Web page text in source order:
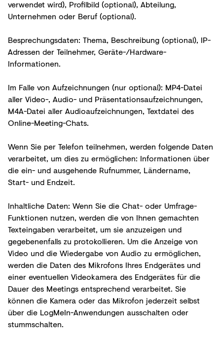
verwendet wird), Profilbild (optional), Abteilung,
Unternehmen oder Beruf (optional).
Besprechungsdaten: Thema, Beschreibung (optional), IP-
Adressen der Teilnehmer, Geräte-/Hardware-
Informationen.
Im Falle von Aufzeichnungen (nur optional): MP4-Datei
aller Video-, Audio- und Präsentationsaufzeichnungen,
M4A-Datei aller Audioaufzeichnungen, Textdatei des
Online-Meeting-Chats.
Wenn Sie per Telefon teilnehmen, werden folgende Daten
verarbeitet, um dies zu ermöglichen: Informationen über
die ein- und ausgehende Rufnummer, Ländername,
Start- und Endzeit.
Inhaltliche Daten: Wenn Sie die Chat- oder Umfrage-
Funktionen nutzen, werden die von Ihnen gemachten
Texteingaben verarbeitet, um sie anzuzeigen und
gegebenenfalls zu protokollieren. Um die Anzeige von
Video und die Wiedergabe von Audio zu ermöglichen,
werden die Daten des Mikrofons Ihres Endgerätes und
einer eventuellen Videokamera des Endgerätes für die
Dauer des Meetings entsprechend verarbeitet. Sie
können die Kamera oder das Mikrofon jederzeit selbst
über die LogMeIn-Anwendungen ausschalten oder
stummschalten.